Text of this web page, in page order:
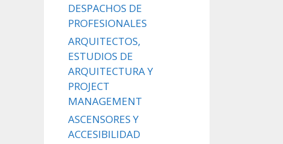
DESPACHOS DE
PROFESIONALES
ARQUITECTOS,
ESTUDIOS DE
ARQUITECTURA Y
PROJECT
MANAGEMENT
ASCENSORES Y
ACCESIBILIDAD